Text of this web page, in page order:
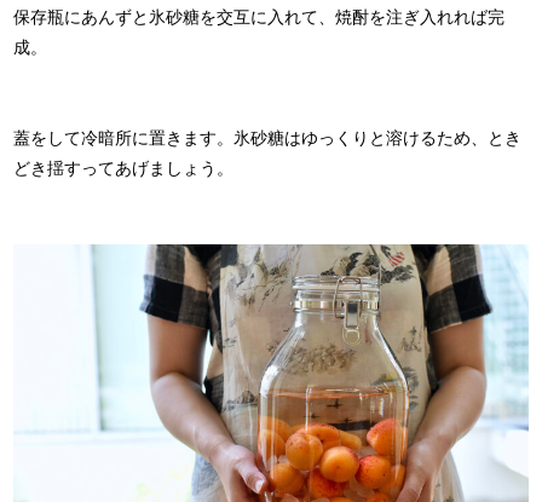
保存瓶にあんずと氷砂糖を交互に入れて、焼酎を注ぎ入れれば完
成。
蓋をして冷暗所に置きます。氷砂糖はゆっくりと溶けるため、とき
どき揺すってあげましょう。